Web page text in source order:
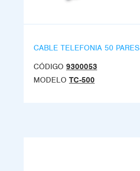
CABLE TELEFONIA 50 PARES
CÓDIGO 9300053
MODELO TC-500